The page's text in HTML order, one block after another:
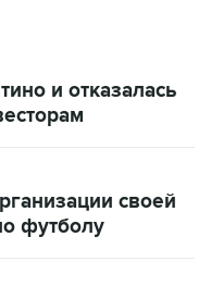
и отказалась
своей
футболу